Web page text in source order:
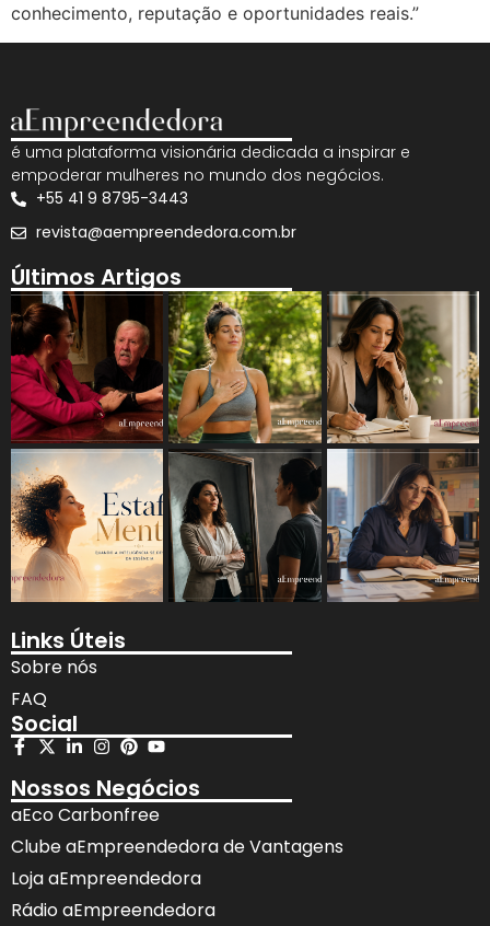
conhecimento, reputação e oportunidades reais.”
é uma plataforma visionária dedicada a inspirar e
empoderar mulheres no mundo dos negócios.
+55 41 9 8795-3443
revista@aempreendedora.com.br
Últimos Artigos
Links Úteis
Sobre nós
FAQ
Social
Nossos Negócios
aEco Carbonfree
Clube aEmpreendedora de Vantagens
Loja aEmpreendedora
Rádio aEmpreendedora